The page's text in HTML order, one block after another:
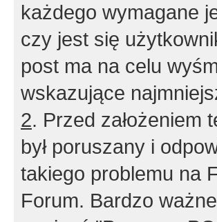
każdego wymagane
czy jest się
post ma na celu
wskazujące
2. Przed założeniem
był poruszany i
takiego problemu na
Forum. Bardzo